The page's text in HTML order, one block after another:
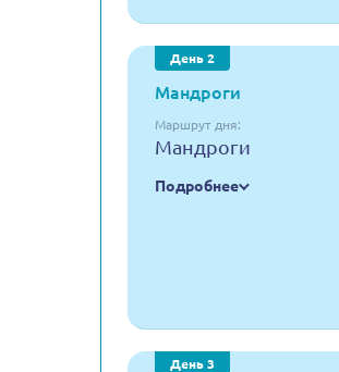
День 2
Мандроги
Маршрут дня:
Мандроги
Подробнее
День 3